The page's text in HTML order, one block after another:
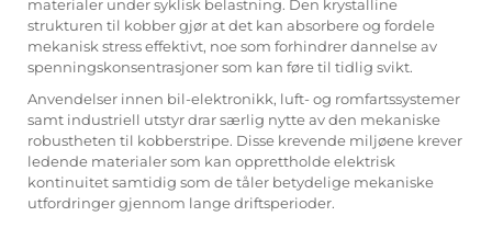
materialer under syklisk belastning. Den krystalline
strukturen til kobber gjør at det kan absorbere og fordele
mekanisk stress effektivt, noe som forhindrer dannelse av
spenningskonsentrasjoner som kan føre til tidlig svikt.
Anvendelser innen bil-elektronikk, luft- og romfartssystemer
samt industriell utstyr drar særlig nytte av den mekaniske
robustheten til kobberstripe. Disse krevende miljøene krever
ledende materialer som kan opprettholde elektrisk
kontinuitet samtidig som de tåler betydelige mekaniske
utfordringer gjennom lange driftsperioder.